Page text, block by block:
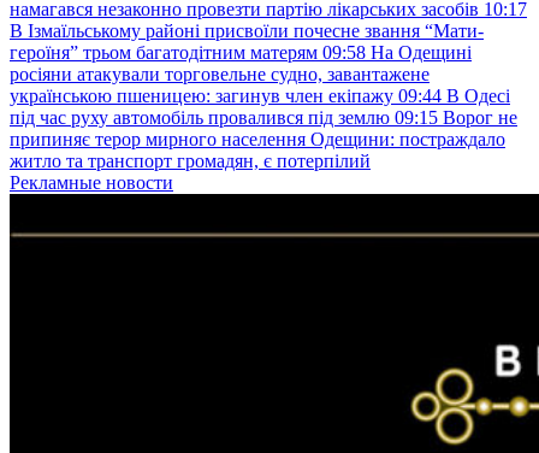
намагався незаконно провезти партію лікарських засобів 10:17
В Ізмаїльському районі присвоїли почесне звання “Мати-
героїня” трьом багатодітним матерям 09:58 На Одещині
росіяни атакували торговельне судно, завантажене
українською пшеницею: загинув член екіпажу 09:44 В Одесі
під час руху автомобіль провалився під землю 09:15 Ворог не
припиняє терор мирного населення Одещини: постраждало
житло та транспорт громадян, є потерпілий
Рекламные новости